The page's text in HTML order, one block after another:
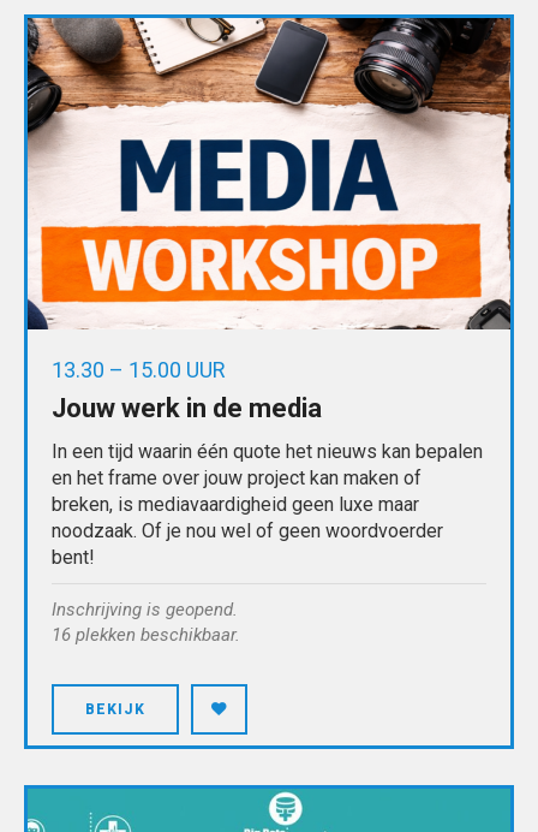
13.30 – 15.00 UUR
Jouw werk in de media
In een tijd waarin één quote het nieuws kan bepalen
en het frame over jouw project kan maken of
breken, is mediavaardigheid geen luxe maar
noodzaak. Of je nou wel of geen woordvoerder
bent!
Inschrijving is geopend.
16 plekken beschikbaar.
BEKIJK